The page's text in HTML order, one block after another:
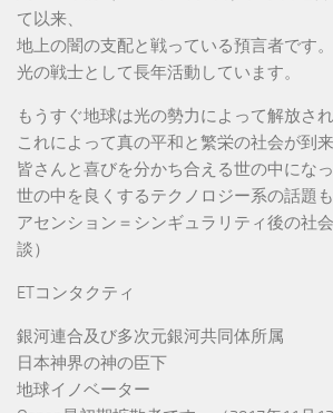
て以来、
地上の闇の支配と戦っている預言者です。
光の戦士として長年活動しています。
もうすぐ地球は光の勢力によって解放され
これによって真の平和と繁栄の社会が到来
皆さんと喜びを分かち合える世の中にな
世の中を良くするテクノロジー系の話題も
アセンション＝シンギュラリティ後の社
談）
ETコンタクティ
銀河連合及び多次元銀河共同体所属
日本神界の神の臣下
地球イノベーター